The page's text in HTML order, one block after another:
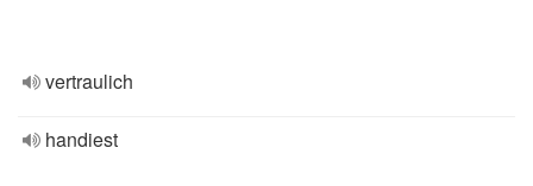
vertraulich
handiest